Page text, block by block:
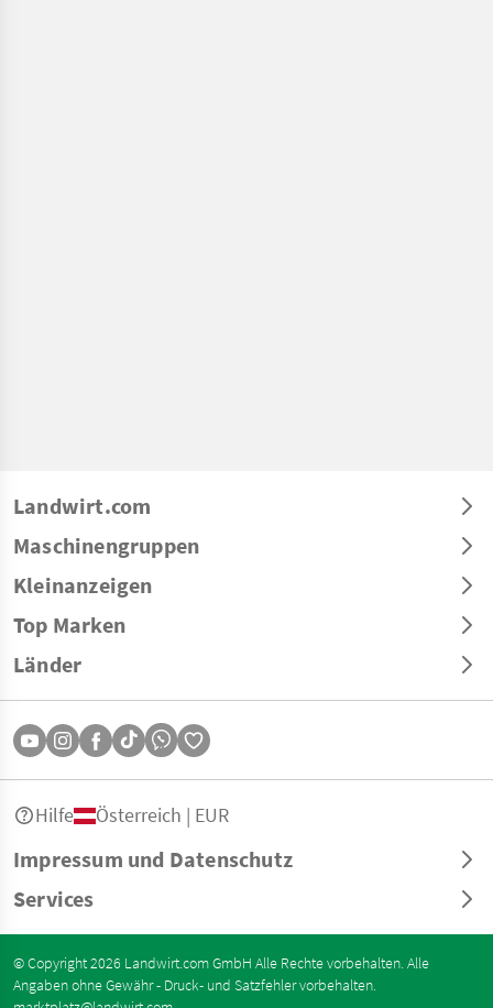
Landwirt.com
Maschinengruppen
Kleinanzeigen
Top Marken
Länder
Impressum und Datenschutz
Services
Hilfe Österreich | EUR
© Copyright 2026 Landwirt.com GmbH Alle Rechte vorbehalten. Alle
Angaben ohne Gewähr - Druck- und Satzfehler vorbehalten.